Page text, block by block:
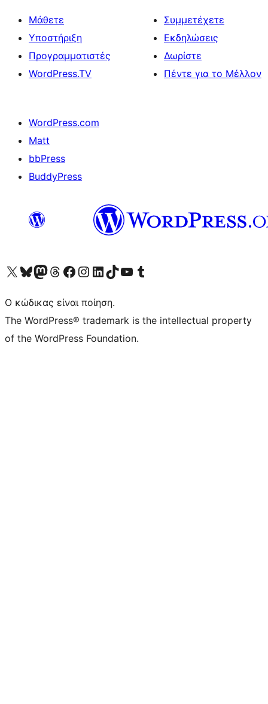
Μάθετε
Υποστήριξη
Προγραμματιστές
WordPress.TV
Συμμετέχετε
Εκδηλώσεις
Δωρίστε
Πέντε για το Μέλλον
WordPress.com
Matt
bbPress
BuddyPress
Visit our X (formerly Twitter) account
Visit our Bluesky account
Επισκεφθείτε τον λογαριασμό μας στο Mastodon
Visit our Threads account
Επισκεφτείτε τη σελίδα μας στο Facebook
Επισκεφθείτε τον λογαριασμό μας Instagram
Επισκεφθείτε τον λογαριασμό μας LinkedIn
Visit our TikTok account
Visit our YouTube channel
Visit our Tumblr account
Ο κώδικας είναι ποίηση.
The WordPress® trademark is the intellectual property
of the WordPress Foundation.